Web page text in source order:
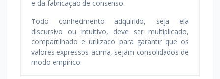
e da fabricação de consenso.
Todo conhecimento adquirido, seja ela
discursivo ou intuitivo, deve ser multiplicado,
compartilhado e utilizado para garantir que os
valores expressos acima, sejam consolidados de
modo empírico.